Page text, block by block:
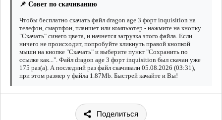
📌 Совет по скачиванию
Чтобы бесплатно скачать файл dragon age 3 форт inquisition на
телефон, смартфон, планшет или компьютер - нажмите на кнопку
"Скачать" синего цвета, и начнется загрузка этого файла. Если
ничего не происходит, попробуйте кликнуть правой кнопкой
мыши на кнопке "Скачать" и выберите пункт "Сохранить по
ссылке как...". Файл dragon age 3 форт inquisition был скачан уже
175 раз(а). А последний раз файл скачивали 05.08.2026 (03:31),
при этом размер у файла 1.87Mb. Быстрей качайте и Вы!
Поделиться